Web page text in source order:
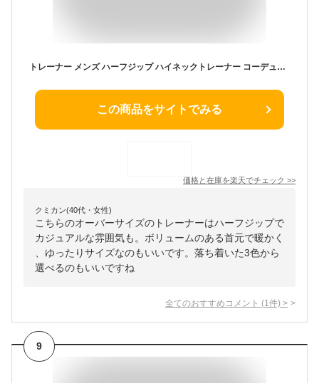
トレーナー メンズ ハーフジップ ハイネックトレーナー コーデュロイ オーバーサイズ プルオーバー 長袖 無地 スウェットトレーナー ボリュームネック ゴルフ ゴルフウェア ハーフZIP トップス スウェット ストリート系 カジュアル 韓国ファッション
この商品をサイトでみる
価格と在庫を楽天でチェック >>
クミカン(40代・女性)
こちらのオーバーサイズのトレーナーはハーフジップで
カジュアルな雰囲気も。ボリュームのある首元で暖かく
、ゆったりサイズなのもいいです。落ち着いた3色から
選べるのもいいですね
全てのおすすめコメント (1 件) >
9